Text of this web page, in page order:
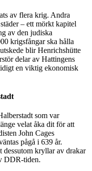
av flera krig. Andra
– ett mörkt kapitel
av den judiska
krigsfångar ska hålla
blir Henrichshütte
delar av Hattingens
en viktig ekonomisk
som var
velat åka dit för att
John Cages
pågå i 639 år.
dessutom kryllar av drakar
DDR-tiden.